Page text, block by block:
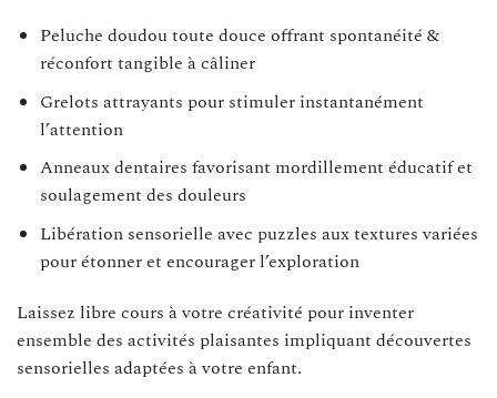
Peluche doudou toute douce offrant spontanéité &
réconfort tangible à câliner
Grelots attrayants pour stimuler instantanément
l’attention
Anneaux dentaires favorisant mordillement éducatif et
soulagement des douleurs
Libération sensorielle avec puzzles aux textures variées
pour étonner et encourager l’exploration
Laissez libre cours à votre créativité pour inventer
ensemble des activités plaisantes impliquant découvertes
sensorielles adaptées à votre enfant.